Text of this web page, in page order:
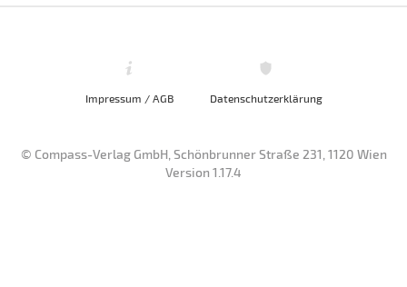
Impressum / AGB Datenschutzerklärung
© Compass-Verlag GmbH, Schönbrunner Straße 231, 1120 Wien
Version 1.17.4